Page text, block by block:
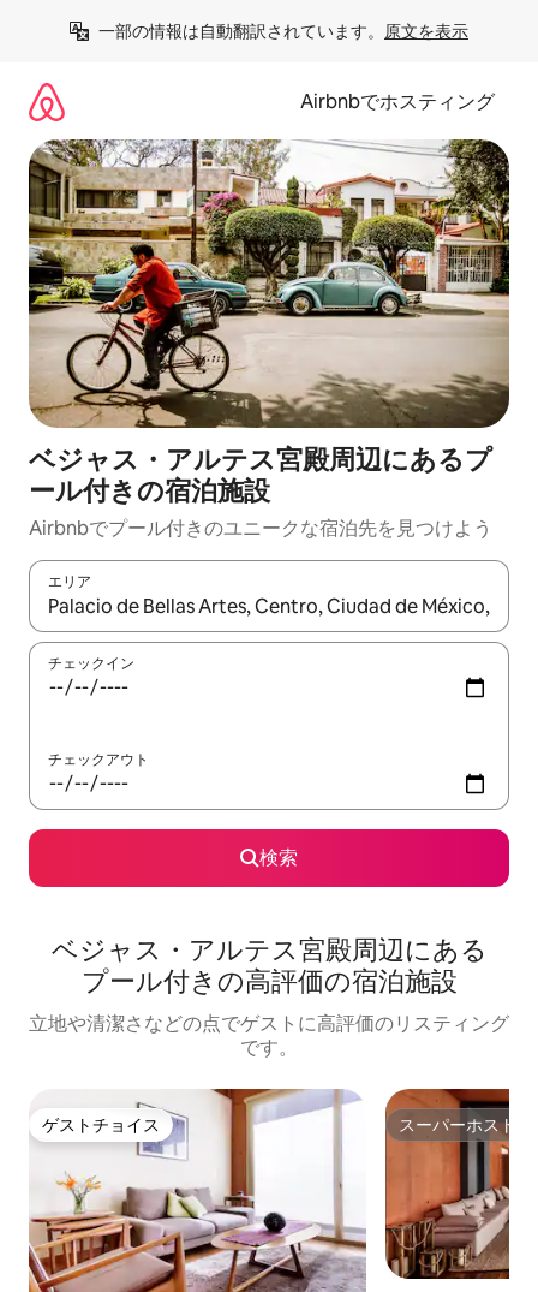
一部の情報は自動翻訳されています。 原文を表示
Airbnbでホスティング
ベジャス・アルテス宮殿周辺にあるプ
ール付きの宿泊施設
Airbnbでプール付きのユニークな宿泊先を見つけよう
エリア
検索結果が表示されたら、上下の矢印キーを使って移動するか
チェックイン
チェックアウト
検索
ベジャス・アルテス宮殿周⁠辺⁠にあ⁠る
プ⁠ー⁠ル⁠付⁠き⁠の高⁠評⁠価⁠の宿⁠泊⁠施⁠設
立地や清潔さなどの点でゲストに高評価のリスティング
です。
ゲストチョイス
ゲストチョイス スーパーホスト
スーパーホスト